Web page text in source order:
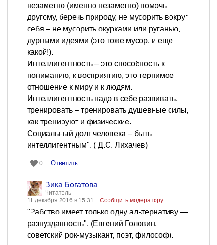
незаметно (именно незаметно) помочь
другому, беречь природу, не мусорить вокруг
себя – не мусорить окурками или руганью,
дурными идеями (это тоже мусор, и еще
какой!).
Интеллигентность – это способность к
пониманию, к восприятию, это терпимое
отношение к миру и к людям.
Интеллигентность надо в себе развивать,
тренировать – тренировать душевные силы,
как тренируют и физические.
Социальный долг человека – быть
интеллигентным". ( Д.С. Лихачев)
0 Ответить
Вика Богатова
Читатель
11 декабря 2016 в 15:31
Сообщить модератору
"Рабство имеет только одну альтернативу —
разнузданность". (Евгений Головин,
советский рок-музыкант, поэт, философ).